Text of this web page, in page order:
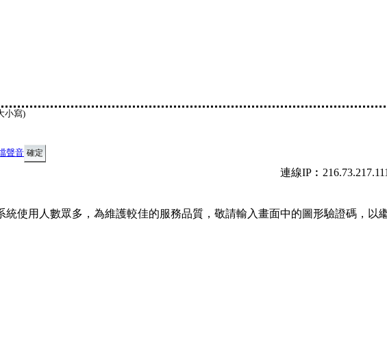
小寫)
聲音
連線
統使用人數眾多，為維護較佳的服務品質，敬請輸入畫面中的圖形驗證碼，以